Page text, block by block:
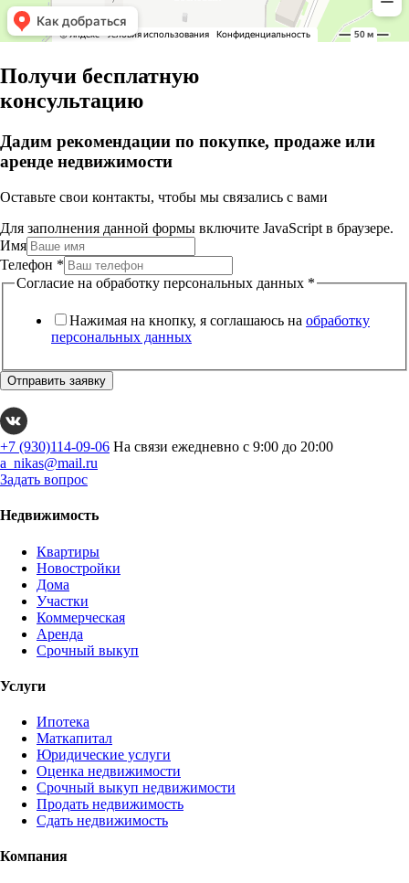
Получи бесплатную
консультацию
Дадим рекомендации по покупке, продаже или
аренде недвижимости
Оставьте свои контакты, чтобы мы связались с вами
Для заполнения данной формы включите JavaScript в браузере.
Имя
Телефон *
Согласие на обработку персональных данных *
Нажимая на кнопку, я соглашаюсь на обработку
персональных данных
Отправить заявку
+7 (930)114-09-06 На связи ежедневно с 9:00 до 20:00
a_nikas@mail.ru
Задать вопрос
Недвижимость
Квартиры
Новостройки
Дома
Участки
Коммерческая
Аренда
Срочный выкуп
Услуги
Ипотека
Маткапитал
Юридические услуги
Оценка недвижимости
Срочный выкуп недвижимости
Продать недвижимость
Сдать недвижимость
Компания